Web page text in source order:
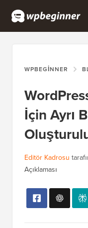
WPBEGINNER
İçin Ayrı
Editör Kadrosu
Açıklaması